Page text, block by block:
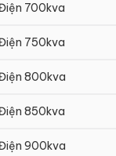
700kva
750kva
800kva
850kva
900kva